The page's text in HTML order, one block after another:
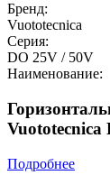
Бренд:
Vuototecnica
Серия:
DO 25V / 50V
Наименование:
Vuototecnica
Подробнее